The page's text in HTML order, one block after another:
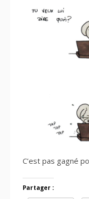
C’est pas gagné
Partager :